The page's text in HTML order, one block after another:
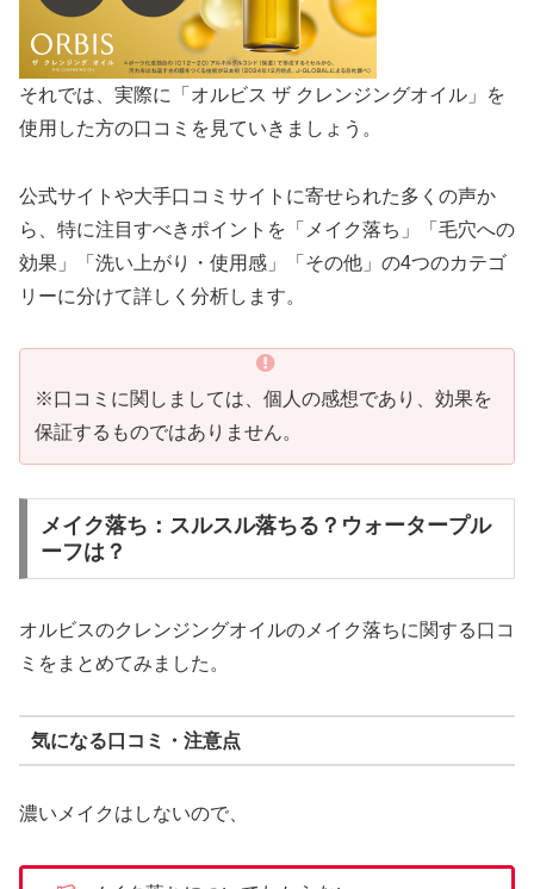
それでは、実際に「オルビス ザ クレンジングオイル」を
使用した方の口コミを見ていきましょう。
公式サイトや大手口コミサイトに寄せられた多くの声か
ら、特に注目すべきポイントを「メイク落ち」「毛穴への
効果」「洗い上がり・使用感」「その他」の4つのカテゴ
リーに分けて詳しく分析します。
※口コミに関しましては、個人の感想であり、効果を
保証するものではありません。
メイク落ち：スルスル落ちる？ウォータープル
ーフは？
オルビスのクレンジングオイルのメイク落ちに関する口コ
ミをまとめてみました。
気になる口コミ・注意点
濃いメイクはしないので、